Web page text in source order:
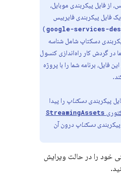
از فایل پیکربندی موبایل،
فایل پیکربندی فایربیس
google-services-
)
دسکتاپ شامل شناسه
در گردش کار راه‌اندازی کنسول
فایل، برنامه شما را با پروژه
پیکربندی دسکتاپ را پیدا
StreamingAssets
دسکتاپ درون آن
خود را در حالت ویرایش